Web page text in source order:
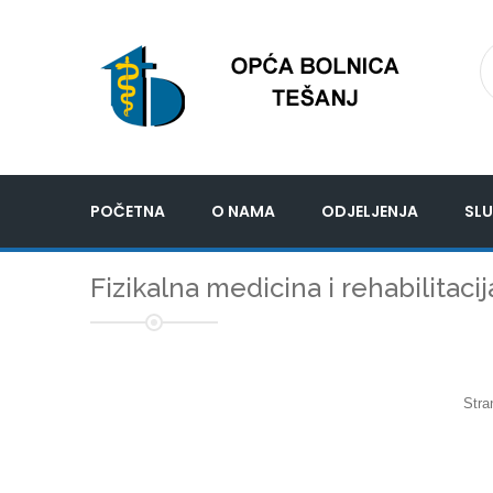
POČETNA O NAMA ODJELJENJA
Fizikalna medicina i